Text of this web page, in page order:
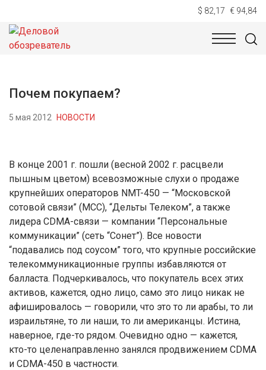
$ 82,17 € 94,84
НОВОСТИ
Почем покупаем?
5 мая 2012 НОВОСТИ
В конце 2001 г. пошли (весной 2002 г. расцвели
пышным цветом) всевозможные слухи о продаже
крупнейших операторов NMT-450 — “Московскoй
сотовой связи” (МСС), “Дельты Телеком”, а также
лидера CDMA-связи — компании “Персональныe
коммуникации” (сеть “Сонет”). Все новости
“подавались под соусом” того, что крупные российские
телекоммуникационные группы избавляются от
балласта. Подчеркивалось, что покупатель всех этих
активов, кажется, одно лицо, само это лицо никак не
афишировалось — говорили, что это то ли арабы, то ли
израильтяне, то ли наши, то ли американцы. Истина,
наверное, где-то рядом. Очевидно одно — кажется,
кто-то целенаправленно занялся продвижением CDMA
и CDMA-450 в частности.